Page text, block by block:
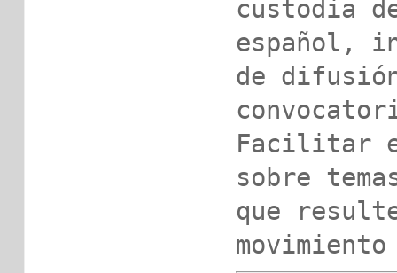
custodia
español,
de
Facilitar
sobre
que